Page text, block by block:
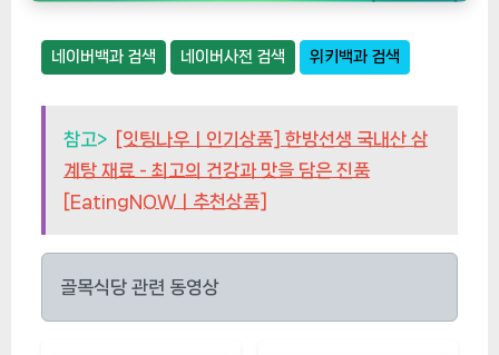
네이버백과 검색 네이버사전 검색 위키백과 검색
참고> [잇팅나우ㅣ인기상품] 한방선생 국내산 삼
계탕 재료 - 최고의 건강과 맛을 담은 진품
[EatingNOWㅣ추천상품]
골목식당 관련 동영상